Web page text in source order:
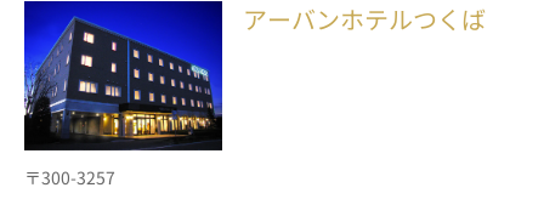
アーバンホテルつくば
〒300-3257